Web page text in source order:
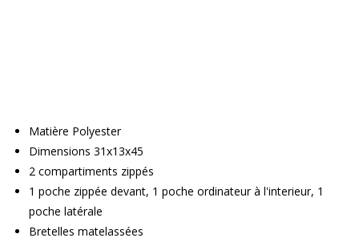
Matière Polyester
Dimensions 31x13x45
2 compartiments zippés
1 poche zippée devant, 1 poche ordinateur à l'interieur, 1
poche latérale
Bretelles matelassées